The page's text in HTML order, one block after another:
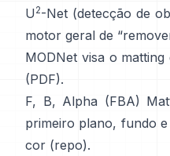
U 2-Net (detecção de
motor geral de
MODNet visa o
(PDF).
F, B, Alpha (FBA)
primeiro plano, fundo
cor (repo).